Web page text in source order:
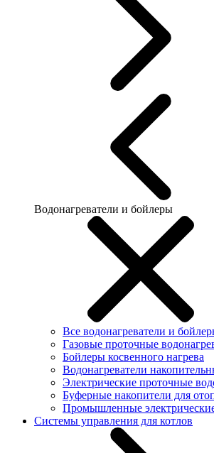
Водонагреватели и бойлеры
Все водонагреватели и
Газовые проточные
Бойлеры косвенного нагрева
Водонагреватели
Электрические проточные
Буферные накопители для
Промышленные
Системы управления для котлов